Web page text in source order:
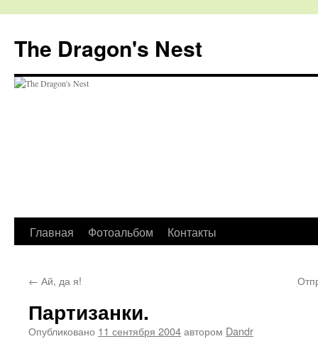
The Dragon's Nest
Перейти
содержимому
Главная Фотоальбом Контакты
← Ай, да я!
Партизанки.
Опубликовано 11 сентября 2004автором Dandr